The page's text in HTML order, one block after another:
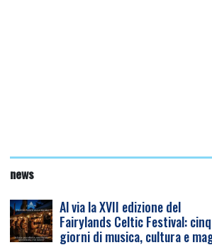
news
Al via la XVII edizione del
Fairylands Celtic Festival:
giorni di musica, cultura e